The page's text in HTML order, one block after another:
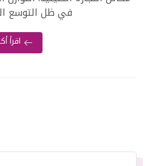
في ظل التوسع
اقرأ